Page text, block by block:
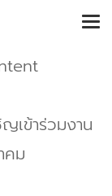
เข้าร่วมงาน
คม